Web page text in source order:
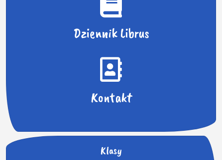
Dziennik Librus
Kontakt
Klasy